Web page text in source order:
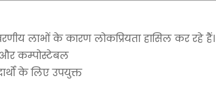
लाभों के कारण लोकप्रियता हासिल कर रहे हैं।
और कम्पोस्टेबल
के लिए उपयुक्त